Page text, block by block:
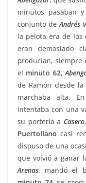
minutos pasaban
conjunto deAndrés
la pelota era de
eran demasiado
producían, siempre
el minuto 62,
de Ramón desde
marchaba alta.
intentaba con una
su portería a Casero
Puertollano casi
dispuso de una
que volvió a ganar
Arenas, mandó el